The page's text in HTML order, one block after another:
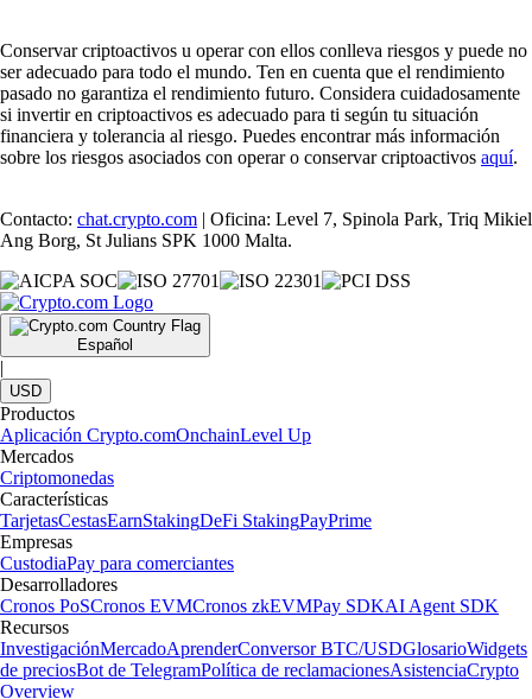
Conservar criptoactivos u operar con ellos conlleva riesgos y puede no
ser adecuado para todo el mundo. Ten en cuenta que el rendimiento
pasado no garantiza el rendimiento futuro. Considera cuidadosamente
si invertir en criptoactivos es adecuado para ti según tu situación
financiera y tolerancia al riesgo. Puedes encontrar más información
sobre los riesgos asociados con operar o conservar criptoactivos aquí.
Contacto: chat.crypto.com | Oficina: Level 7, Spinola Park, Triq Mikiel
Ang Borg, St Julians SPK 1000 Malta.
Español
|
USD
Productos
Aplicación Crypto.comOnchainLevel Up
Mercados
Criptomonedas
Características
TarjetasCestasEarnStakingDeFi StakingPayPrime
Empresas
CustodiaPay para comerciantes
Desarrolladores
Cronos PoSCronos EVMCronos zkEVMPay SDKAI Agent SDK
Recursos
InvestigaciónMercadoAprenderConversor BTC/USDGlosarioWidgets
de preciosBot de TelegramPolítica de reclamacionesAsistenciaCrypto
Overview